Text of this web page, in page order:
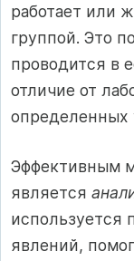
работает или
группой. Это
проводится в
отличие от
определенных
Эффективным
является
используется
явлений,